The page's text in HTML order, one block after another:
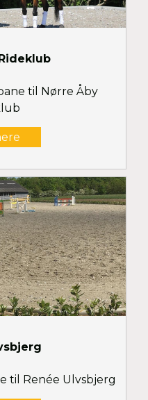
til Nørre Åby
til Renée Ulvsbjerg